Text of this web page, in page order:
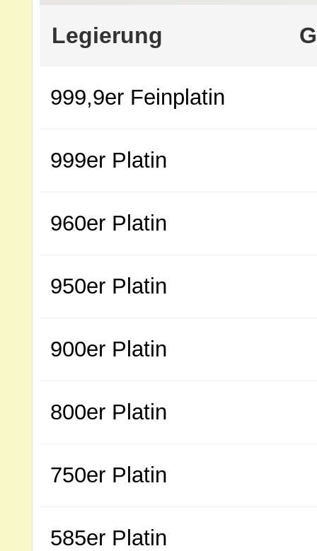
Legierung
999,9er Feinplatin
999er Platin
960er Platin
950er Platin
900er Platin
800er Platin
750er Platin
585er Platin